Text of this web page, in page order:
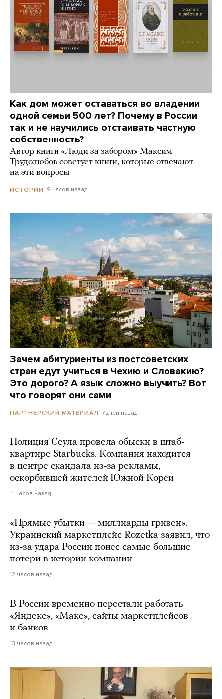
Как дом может оставаться во владении
одной семьи 500 лет? Почему в России
так и не научились отстаивать частную
собственность?
Автор книги «Люди за забором» Максим
Трудолюбов советует книги, которые отвечают
на эти вопросы
ИСТОРИИ 9 часов назад
Зачем абитуриенты из постсоветских
стран едут учиться в Чехию и Словакию?
Это дорого? А язык сложно выучить? Вот
что говорят они сами
ПАРТНЕРСКИЙ МАТЕРИАЛ 7 дней назад
Полиция Сеула провела обыски в штаб-
квартире Starbucks. Компания находится
в центре скандала из-за рекламы,
оскорбившей жителей Южной Кореи
11 часов назад
«Прямые убытки — миллиарды гривен».
Украинский маркетплейс Rozetka заявил, что
из-за удара России понес самые большие
потери в истории компании
12 часов назад
В России временно перестали работать
«Яндекс», «Макс», сайты маркетплейсов
и банков
13 часов назад